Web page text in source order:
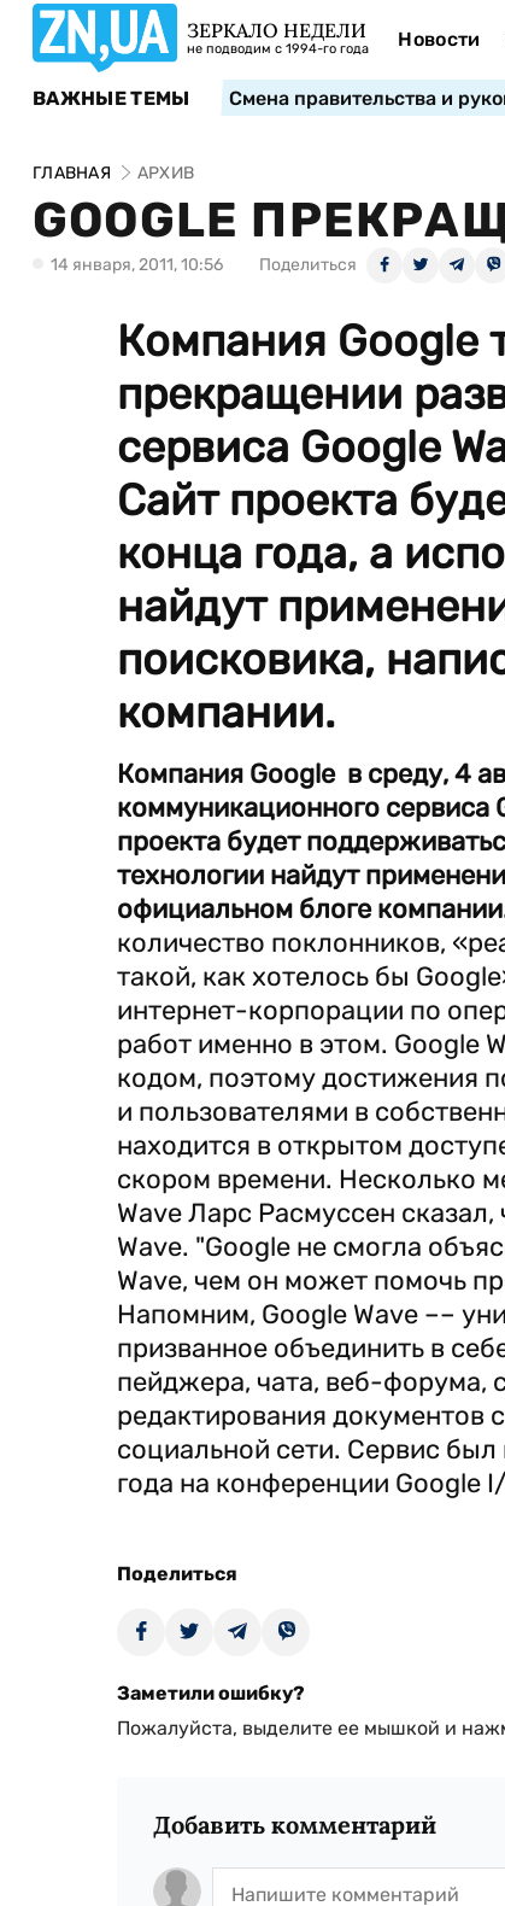
ЗЕРКАЛО НЕДЕЛИ
не подводим с 1994-го года Новости
ВАЖНЫЕ ТЕМЫ Смена правительства и
ГЛАВНАЯ АРХИВ
GOOGLE
14 января, 2011, 10:56 Поделиться
Компания Google
прекращении
сервиса Google
Сайт проекта
конца года, а
найдут
поисковика,
компании.
Компания Google в среду, 4
коммуникационного сервиса
проекта будет
технологии найдут
официальном блоге
количество поклонников,
такой, как хотелось бы
интернет-корпорации по
работ именно в этом. Google
кодом, поэтому достижения
и пользователями в
находится в открытом
скором времени. Несколько
Wave Ларс Расмуссен
Wave. "Google не смогла
Wave, чем он может помочь
Напомним, Google Wave ––
призванное объединить в
пейджера, чата, веб-форума,
редактирования документов
социальной сети. Сервис
года на конференции Google
Поделиться
Заметили ошибку?
Пожалуйста, выделите ее мышкой и
Добавить комментарий